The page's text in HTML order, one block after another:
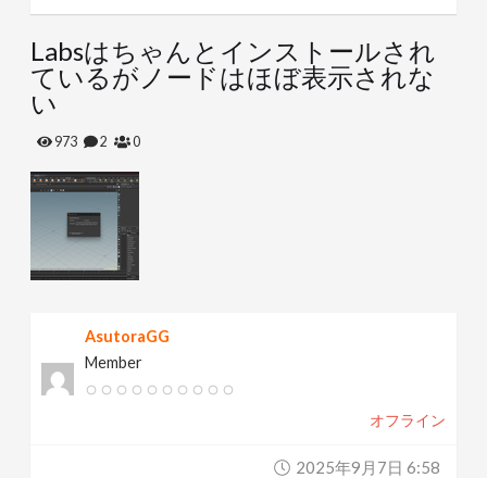
l
e
N
Labsはちゃんとインストールされ
ているがノードはほぼ表示されな
い
973 2 0
AsutoraGG
Member
オフライン
2025年9月7日 6:58